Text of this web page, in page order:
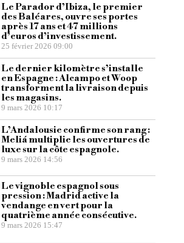
Le Parador d’Ibiza, le premier
des Baléares, ouvre ses portes
après 17 ans et 47 millions
d’euros d’investissement.
25 février 2026 09:00
Le dernier kilomètre s’installe
en Espagne : Alcampo et Woop
transforment la livraison depuis
les magasins.
9 mars 2026 10:17
L’Andalousie confirme son rang :
Meliá multiplie les ouvertures de
luxe sur la côte espagnole.
9 mars 2026 14:56
Le vignoble espagnol sous
pression : Madrid active la
vendange en vert pour la
quatrième année consécutive.
9 mars 2026 15:47